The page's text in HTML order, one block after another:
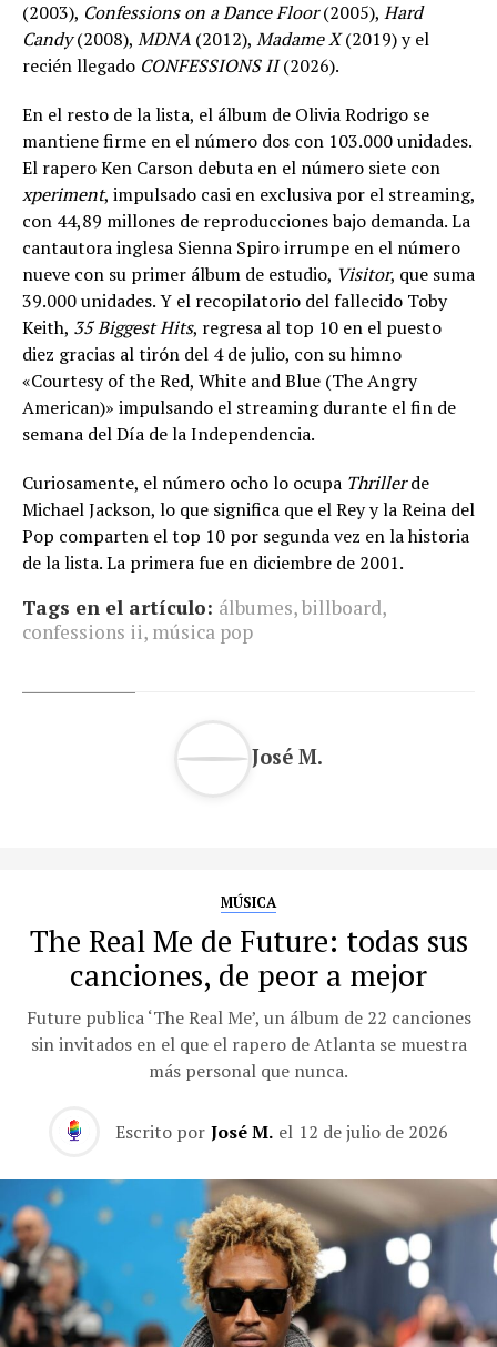
(2003), Confessions on a Dance Floor(2005), Hard
Candy(2008), MDNA (2012), Madame X(2019) y el
recién llegado CONFESSIONS II(2026).
En el resto de la lista, el álbum de Olivia Rodrigo se
mantiene firme en el número dos con 103.000 unidades.
El rapero Ken Carson debuta en el número siete con
xperiment, impulsado casi en exclusiva por el streaming,
con 44,89 millones de reproducciones bajo demanda. La
cantautora inglesa Sienna Spiro irrumpe en el número
nueve con su primer álbum de estudio, Visitor, que suma
39.000 unidades. Y el recopilatorio del fallecido Toby
Keith, 35 Biggest Hits, regresa al top 10 en el puesto
diez gracias al tirón del 4 de julio, con su himno
«Courtesy of the Red, White and Blue (The Angry
American)» impulsando el streaming durante el fin de
semana del Día de la Independencia.
Curiosamente, el número ocho lo ocupa Thrillerde
Michael Jackson, lo que significa que el Rey y la Reina del
Pop comparten el top 10 por segunda vez en la historia
de la lista. La primera fue en diciembre de 2001.
Tags en el artículo: álbumes,billboard,
confessions ii, música pop
José M.
MÚSICA
The Real Me de Future: todas sus
canciones, de peor a mejor
Future publica ‘The Real Me’, un álbum de 22 canciones
sin invitados en el que el rapero de Atlanta se muestra
más personal que nunca.
Escrito por José M. el 12 de julio de 2026